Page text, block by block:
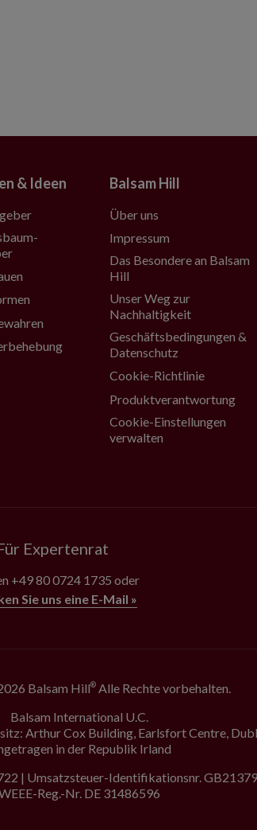
& Ideen Balsam Hill
Über uns
Impressum
Das Besondere an Balsam
Hill
Unser Weg zur
Nachhaltigkeit
Geschäftsbedingungen &
Datenschutz
Cookie-Richtlinie
Produktverantwortung
Cookie-Einstellungen
verwalten
Expertenrat
+49 80 0724 1735 oder
Sie uns eine E-Mail »
Balsam Hill® Alle Rechte vorbehalten.
Balsam International U.C.
Arthur Cox Building, Earlsfort Centre,
in der Republik Irland
| Umsatzsteuer-Identifikationsnr.
Reg.-Nr. DE 31486596